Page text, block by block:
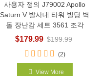
사용자 정의 J79002 Apollo
Saturn V 발사대 타워 빌딩 벽
돌 장난감 세트 3561 조각
$179.99 $199.99
(2)
View More